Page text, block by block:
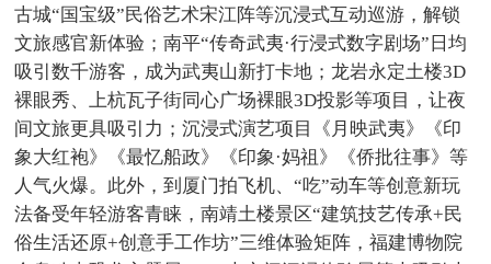
古城“国宝级”民俗艺术宋江阵等沉浸式互动巡游，解锁
文旅感官新体验；南平“传奇武夷·行浸式数字剧场”日均
吸引数千游客，成为武夷山新打卡地；龙岩永定土楼3D
裸眼秀、上杭瓦子街同心广场裸眼3D投影等项目，让夜
间文旅更具吸引力；沉浸式演艺项目《月映武夷》《印
象大红袍》《最忆船政》《印象·妈祖》《侨批往事》等
人气火爆。此外，到厦门拍飞机、“吃”动车等创意新玩
法备受年轻游客青睐，南靖土楼景区“建筑技艺传承+民
俗生活还原+创意手工作坊”三维体验矩阵，福建博物院